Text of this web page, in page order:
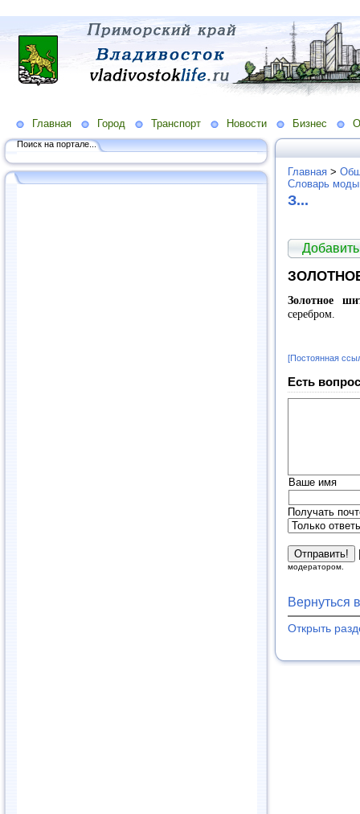
Главная Город Транспорт Новости Бизнес
Поиск на портале...
Главная >
Словарь
З...
Золотное
серебром.
[Постоянная
Есть
Ваше имя
Получать
модератором.
Вернуться
Открыть